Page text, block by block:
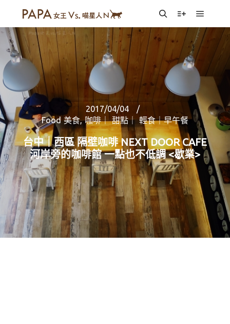
SearchMore info
Main
2017/04/04
Food 美食,咖啡｜ 甜點｜ 輕食｜早午餐
台中｜西區 隔壁咖啡 NEXT DOOR CAFE
河岸旁的咖啡館 一點也不低調 <歇業>